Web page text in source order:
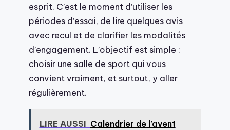
esprit. C’est le moment d’utiliser les
périodes d’essai, de lire quelques avis
avec recul et de clarifier les modalités
d’engagement. L’objectif est simple :
choisir une salle de sport qui vous
convient vraiment, et surtout, y aller
régulièrement.
LIRE AUSSI Calendrier de l’avent